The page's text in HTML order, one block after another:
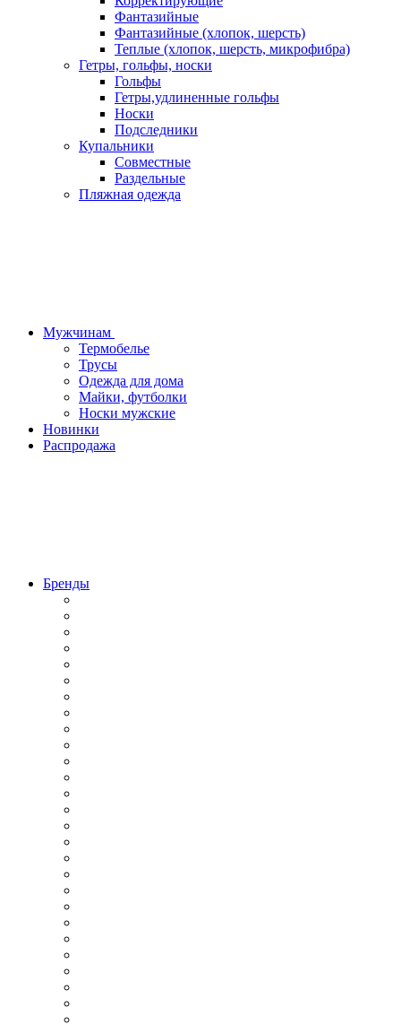
Фантазийные
Фантазийные (хлопок, шерсть)
Теплые (хлопок, шерсть, микрофибра)
Гетры, гольфы, носки
Гольфы
Гетры,удлиненные гольфы
Носки
Подследники
Купальники
Совместные
Раздельные
Пляжная одежда
Мужчинам
Термобелье
Трусы
Одежда для дома
Майки, футболки
Носки мужские
Новинки
Распродажа
Бренды